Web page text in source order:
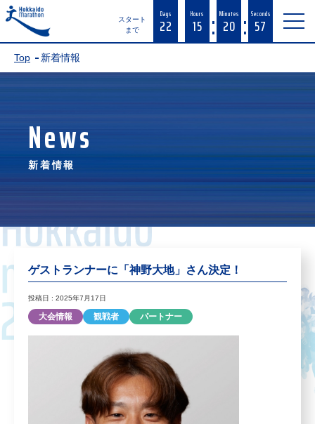
スタート
まで
Days
22
Hours
15 : Minutes
20 : Seconds
57
Top 新着情報
News
新着情報
ゲストランナーに「神野大地」さん決定！
投稿日 : 2025年7月17日
大会情報 観戦者 パートナー